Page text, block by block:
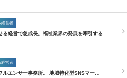
経営者
る経営で急成長。福祉業界の発展を牽引する…
経営者
ルエンサー事務所。 地域特化型SNSマー…